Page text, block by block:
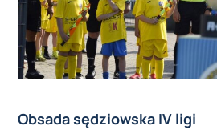
Obsada sędziowska IV ligi